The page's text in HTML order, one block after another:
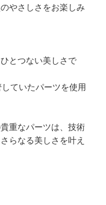
やさしさをお楽しみ
とつない美しさで
ていたパーツを使用
重なパーツは、技術
らなる美しさを叶え